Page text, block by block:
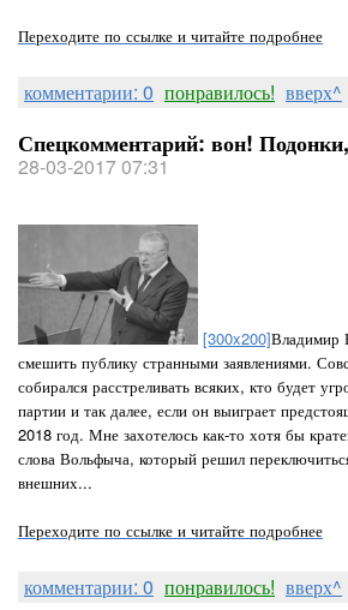
Переходите по ссылке и читайте подробнее
комментарии: 0 понравилось! вверх^
Спецкомментарий: вон!
28-03-2017 07:31
[300x200]Владимир
смешить публику странными заявлениями.
собирался расстреливать всяких, кто будет
партии и так далее, если он выиграет
2018 год. Мне захотелось как-то хотя бы
слова Вольфыча, который решил
внешних...
Переходите по ссылке и читайте подробнее
комментарии: 0 понравилось! вверх^